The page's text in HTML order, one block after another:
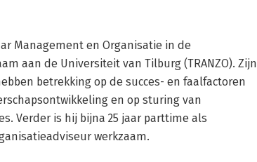
Management en Organisatie in de
aan de Universiteit van Tilburg (TRANZO). Zijn
betrekking op de succes- en faalfactoren
en op sturing van
Verder is hij bijna 25 jaar parttime als
werkzaam.